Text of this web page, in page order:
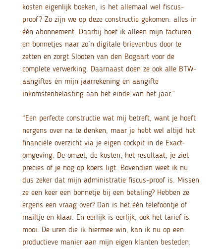
kosten eigenlijk boeken, is het allemaal wel fiscus-
proof? Zo zijn we op deze constructie gekomen: alles in
één abonnement. Daarbij hoef ik alleen mijn facturen
en bonnetjes naar zo’n digitale brievenbus door te
zetten en zorgt Slooten van den Bogaart voor de
complete verwerking. Daarnaast doen ze ook alle BTW-
aangiftes én mijn jaarrekening en aangifte
inkomstenbelasting aan het einde van het jaar.”
“Een perfecte constructie wat mij betreft, want je hoeft
nergens over na te denken, maar je hebt wel altijd het
financiële overzicht via je eigen cockpit in de Exact-
omgeving. De omzet, de kosten, het resultaat; je ziet
precies of je nog op koers ligt. Bovendien weet ik nu
dus zeker dat mijn administratie fiscus-proof is. Missen
ze een keer een bonnetje bij een betaling? Hebben ze
ergens een vraag over? Dan is het één telefoontje of
mailtje en klaar. En eerlijk is eerlijk, ook het tarief is
mooi. De uren die ik hiermee win, kan ik nu op een
productieve manier aan mijn eigen klanten besteden.